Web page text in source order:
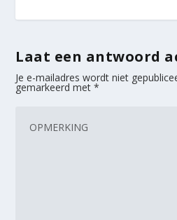
Laat een antwoord
Je e-mailadres wordt niet
gemarkeerd met*